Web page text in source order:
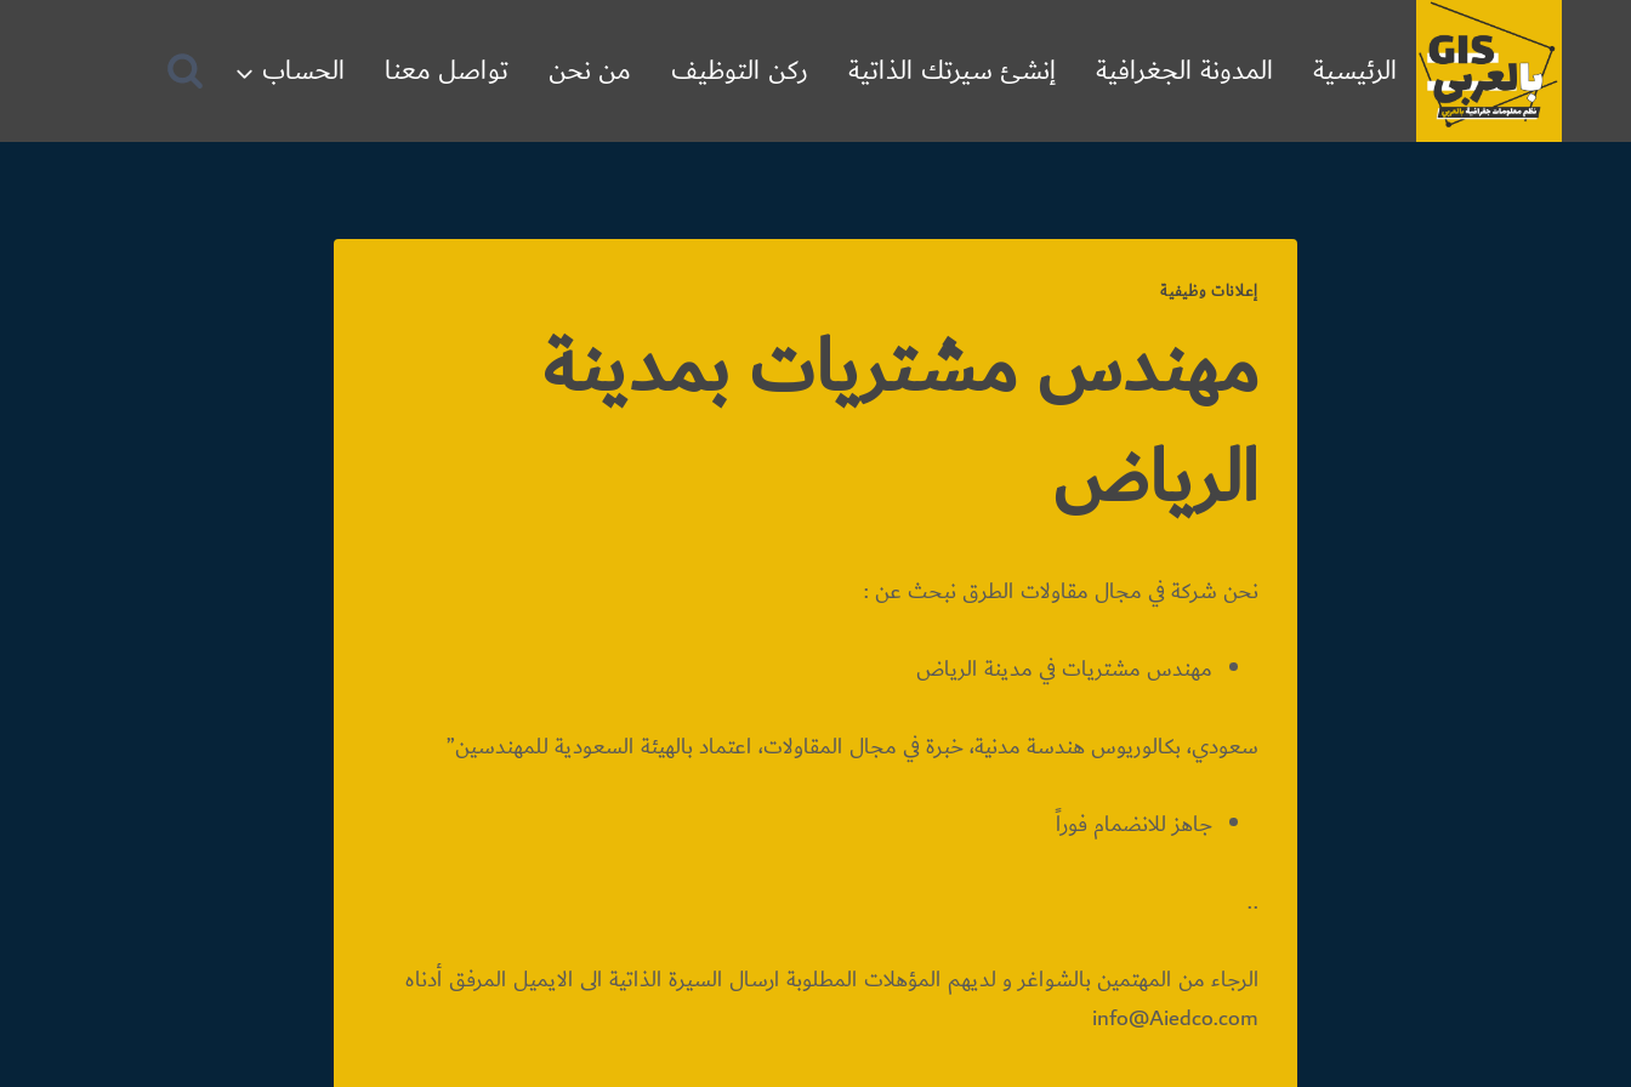
الرئيسية المدونة الجغرافية إنشئ سيرتك الذاتية ركن التوظيف من نحن تواصل معنا الحساب
إعلانات وظيفية
مهندس مشتريات بمدينة
الرياض
نحن شركة في مجال مقاولات الطرق نبحث عن :
مهندس مشتريات في مدينة الرياض
سعودي، بكالوريوس هندسة مدنية، خبرة في مجال المقاولات، اعتماد بالهيئة السعودية للمهندسين”
جاهز للانضمام فوراً
..
الرجاء من المهتمين بالشواغر و لديهم المؤهلات المطلوبة ارسال السيرة الذاتية الى الايميل المرفق أدناه
info@Aiedco.com